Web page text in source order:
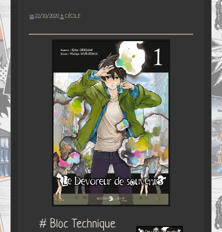
22/10/2020 CÉCILE
# Bloc Technique